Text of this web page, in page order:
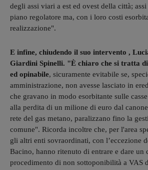
degli assi viari a est ed ovest della città;
piano regolatore ma, con i loro costi
realizzazione".
E infine, chiudendo il suo intervento ,
Giardini Spinelli. "È chiaro che si tratta
ed opinabile, sicuramente evitabile se,
amministrazione, non avesse lasciato in
che gravano in modo esorbitante sulle
alla perdita di un milione di euro dal
rete del gas metano, paralizzano fino la
comune". Ricorda incoltre che, per l'area
gli altri enti sovraordinati, con l’eccezione
Bacino, hanno ritenuto di entrare e dare un
procedimento di non sottoponibilità a VAS